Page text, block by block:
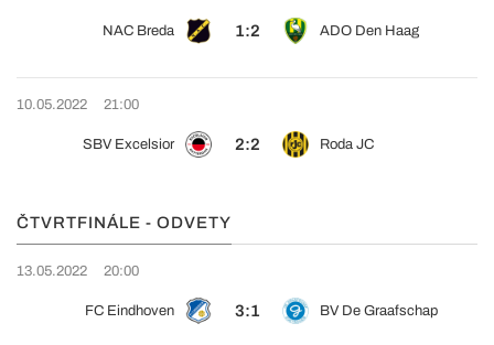
NAC Breda 1:2 ADO Den Haag
10.05.2022 21:00
SBV Excelsior 2:2 Roda JC
ČTVRTFINÁLE - ODVETY
13.05.2022 20:00
FC Eindhoven 3:1 BV De Graafschap